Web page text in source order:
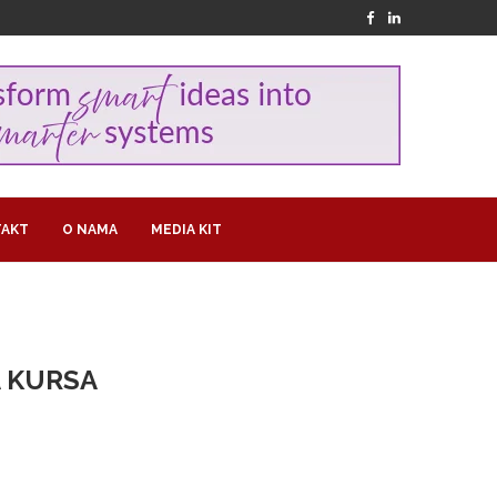
O NAMA MEDIA KIT